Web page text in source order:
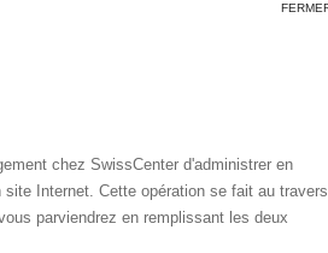
chez SwissCenter d'administrer en
Internet. Cette opération se fait au travers
parviendrez en remplissant les deux